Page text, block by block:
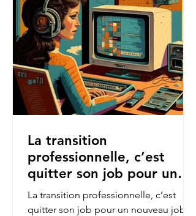
La transition
professionnelle, c’est
quitter son job pour un
nouveau job.
La transition professionnelle, c’est
quitter son job pour un nouveau job.